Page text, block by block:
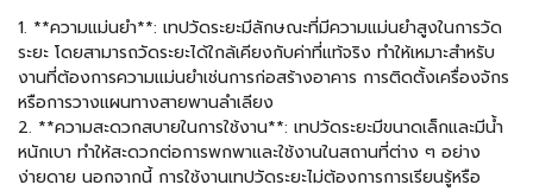
1. **ความแม่นยำ**: เทปวัดระยะมีลักษณะที่มีความแม่นยำสูงในการวัด
ระยะ โดยสามารถวัดระยะได้ใกล้เคียงกับค่าที่แท้จริง ทำให้เหมาะสำหรับ
งานที่ต้องการความแม่นยำเช่นการก่อสร้างอาคาร การติดตั้งเครื่องจักร
หรือการวางแผนทางสายพานลำเลียง
2. **ความสะดวกสบายในการใช้งาน**: เทปวัดระยะมีขนาดเล็กและมีน้ำ
หนักเบา ทำให้สะดวกต่อการพกพาและใช้งานในสถานที่ต่าง ๆ อย่าง
ง่ายดาย นอกจากนี้ การใช้งานเทปวัดระยะไม่ต้องการการเรียนรู้หรือ